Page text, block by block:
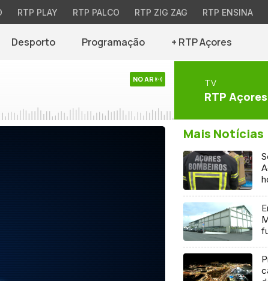
RTP PLAY RTP PALCO RTP ZIG ZAG RTP ENSINA
Desporto Programação + RTP Açores
NO AR TV
RTP Açores
Mais Notícias